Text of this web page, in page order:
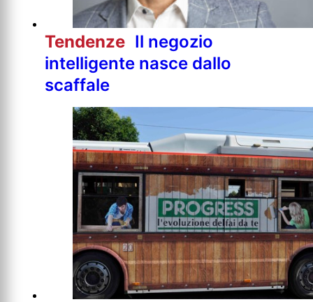
Tendenze Il negozio
intelligente nasce dallo
scaffale